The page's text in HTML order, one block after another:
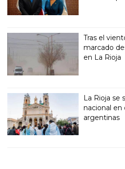
Tras el
marcado
en La Rioja
La Rioja se
nacional en
argentinas